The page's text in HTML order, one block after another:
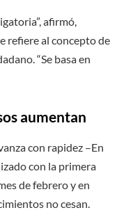
afirmó,
refiere al concepto de
“Se basa en
aumentan
con rapidez –En
con la primera
de febrero y en
no cesan.